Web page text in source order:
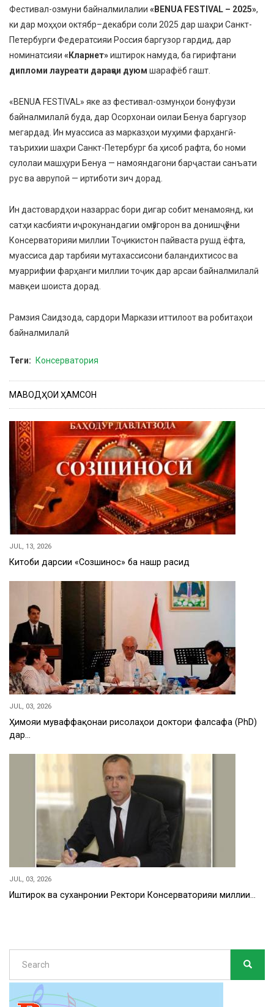
Фестивал-озмуни байналмилалии «BENUA FESTIVAL – 2025»,
ки дар моҳҳои октябр–декабри соли 2025 дар шаҳри Санкт-
Петербурги Федератсияи Россия баргузор гардид, дар
номинатсияи «Кларнет»иштирок намуда, ба гирифтани
дипломи лауреати дараҷаи дуюм шарафёб гашт.
«BENUA FESTIVAL» яке аз фестивал-озмунҳои бонуфузи
байналмилалӣ буда, дар Осорхонаи оилаи Бенуа баргузор
мегардад. Ин муассиса аз марказҳои муҳими фарҳангӣ-
таърихии шаҳри Санкт-Петербург ба ҳисоб рафта, бо номи
сулолаи машҳури Бенуа — намояндагони барҷастаи санъати
рус ва аврупоӣ — иртиботи зич дорад.
Ин дастовардҳои назаррас бори дигар собит менамоянд, ки
сатҳи касбияти иҷрокунандагии омӯзгорон ва донишҷӯёни
Консерваторияи миллии Тоҷикистон пайваста рушд ёфта,
муассиса дар тарбияи мутахассисони баландихтисос ва
муаррифии фарҳанги миллии тоҷик дар арсаи байналмилалӣ
мавқеи шоиста дорад.
Рамзия Саидзода, сардори Маркази иттилоот ва робитаҳои
байналмилалӣ
Теги Консерватория
МАВОДҲОИ ҲАМСОН
JUL, 13, 2026
Китоби дарсии «Созшиносӣ» ба нашр расид
JUL, 03, 2026
Ҳимояи муваффақонаи рисолаҳои доктори фалсафа (PhD)
дар…
JUL, 03, 2026
Иштирок ва суханронии Ректори Консерваторияи миллии…
Search